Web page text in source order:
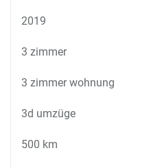
2019
3 zimmer
3 zimmer wohnung
3d umzüge
500 km